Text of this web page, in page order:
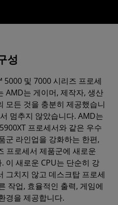
성
및 7000 시리즈 프로세
AMD는 게이머, 제작자, 생산
모든 것을 충분히 제공했습니
멈추지 않았습니다. AMD는
프로세서와 같은 우수
군 라인업을 강화하는 한편,
프로세서 제품군에 새로운
이 새로운 CPU는 단순히 강
그치지 않고 데스크탑 프로세
작업, 효율적인 출력, 게임에
경을 제공합니다.